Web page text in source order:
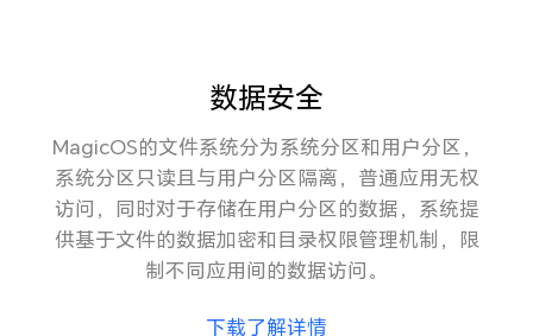
数据安全
MagicOS的文件系统分为系统分区和用户分区，
系统分区只读且与用户分区隔离，普通应用无权
访问，同时对于存储在用户分区的数据，系统提
供基于文件的数据加密和目录权限管理机制，限
制不同应用间的数据访问。
下载了解详情